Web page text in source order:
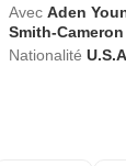
Avec Aden
Smith-Cameron
Nationalité